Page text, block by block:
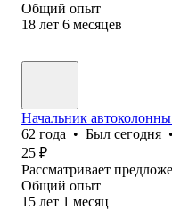
Общий опыт
18 лет 6 месяцев
Начальник
62 года • Был сегодня •
25 ₽
Рассматривает
Общий опыт
15 лет 1 месяц